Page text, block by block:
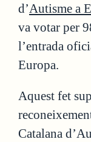
d’Autisme a
va votar per
l’entrada
Europa.
Aquest fet
Catalana